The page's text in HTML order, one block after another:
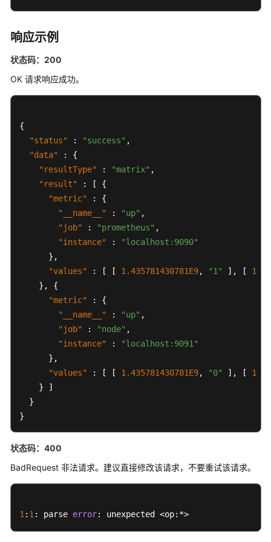
盟
区
域）
API（联
使
用
前
必
览
如
何
API
控
响应示例
状态码：200
OK 请求响应成功。
{
"status"
: "success" ,
"data"
:
{
"resultType"
: "matrix" ,
"result"
: [
{
"metric"
:
{
"__name__"
: "up" ,
"job"
: "prometheus" ,
"instance"
:
"localhost:9090"
} ,
"values"
: [ [ 1.435781430781E9, "1" ] , [
} ,
{
"metric"
:
{
"__name__"
: "up" ,
"job"
: "node" ,
"instance"
:
"localhost:9091"
} ,
"values"
: [ [ 1.435781430781E9, "0" ] , [
}
]
}
}
状态码：400
BadRequest 非法请求。建议直接修改该请求，不要重试该请求。
1 : 1 : parse error: unexpected <op:*>